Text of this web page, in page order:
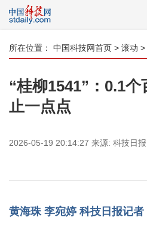
所在位置： 中国科技网首页 > 滚动 >
“桂柳1541”：0.1
止一点点
2026-05-19 20:14:27 来源: 科技日报
黄海珠 李宛婷 科技日报记者